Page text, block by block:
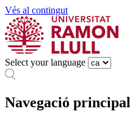
Vés al contingut
Select your language
Navegació principal